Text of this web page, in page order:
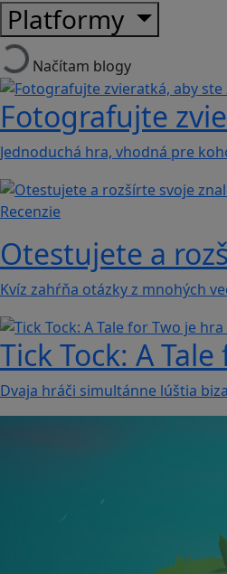
Platformy
Načítam blogy
Fotografujte
Jednoduchá hra, vhodná pre
Recenzie
Otestujete a
Kvíz zahŕňa otázky z mnohých
Tick Tock: A
Dvaja hráči simultánne lúštia